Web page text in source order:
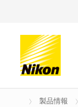
製品情報